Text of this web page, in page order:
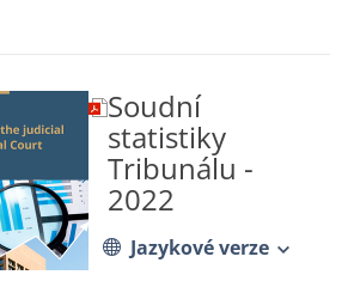
Soudní
statistiky
Tribunálu -
2022
(dokument
ve
formátu
otevře
na
nové
Jazykové verze